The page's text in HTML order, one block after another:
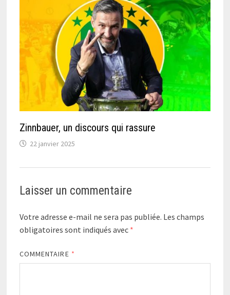
Zinnbauer, un discours qui rassure
22 janvier 2025
Laisser un commentaire
Votre adresse e-mail ne sera pas publiée. Les champs
obligatoires sont indiqués avec *
COMMENTAIRE *